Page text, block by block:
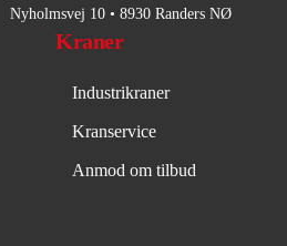
Nyholmsvej 10 • 8930 Randers NØ
Kraner
Industrikraner
Kranservice
Anmod om tilbud